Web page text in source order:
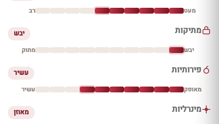
מעט רב
מתיקות יבש
יבש מתוק
פירותיות עשיר
מאופק עשיר
מינרליות מאוזן